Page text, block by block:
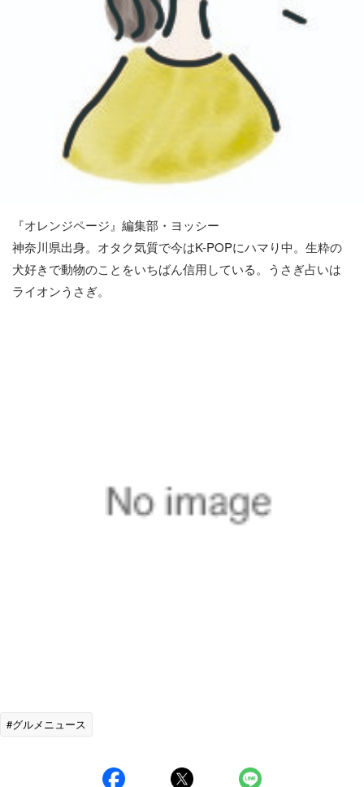
『オレンジページ』編集部・ヨッシー
神奈川県出身。オタク気質で今はK-POPにハマり中。生粋の
犬好きで動物のことをいちばん信用している。うさぎ占いは
ライオンうさぎ。
#グルメニュース